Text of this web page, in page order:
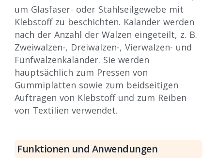
um Glasfaser- oder Stahlseilgewebe mit
Klebstoff zu beschichten. Kalander werden
nach der Anzahl der Walzen eingeteilt, z. B.
Zweiwalzen-, Dreiwalzen-, Vierwalzen- und
Fünfwalzenkalander. Sie werden
hauptsächlich zum Pressen von
Gummiplatten sowie zum beidseitigen
Auftragen von Klebstoff und zum Reiben
von Textilien verwendet.
Funktionen und Anwendungen